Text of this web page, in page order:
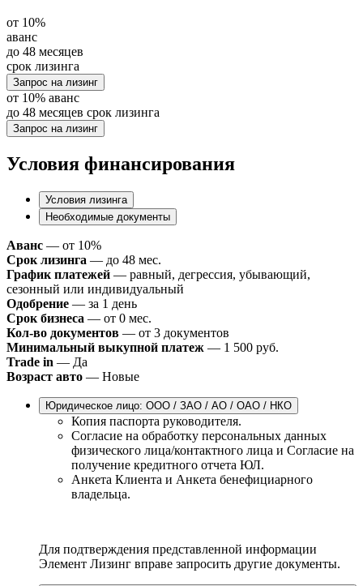
от 10%
аванс
до 48 месяцев
срок лизинга
Запрос на лизинг
от 10% аванс
до 48 месяцев срок лизинга
Запрос на лизинг
Условия финансирования
Условия лизинга
Необходимые документы
Аванс — от 10%
Срок лизинга — до 48 мес.
График платежей — равный, дегрессия, убывающий,
сезонный или индивидуальный
Одобрение — за 1 день
Срок бизнеса — от 0 мес.
Кол-во документов — от 3 документов
Минимальный выкупной платеж — 1 500 руб.
Trade in — Да
Возраст авто — Новые
Юридическое лицо: ООО / ЗАО / АО / ОАО / НКО
Копия паспорта руководителя.
Согласие на обработку персональных данных
физического лица/контактного лица и Согласие на
получение кредитного отчета ЮЛ.
Анкета Клиента и Анкета бенефициарного
владельца.
Для подтверждения представленной информации
Элемент Лизинг вправе запросить другие документы.